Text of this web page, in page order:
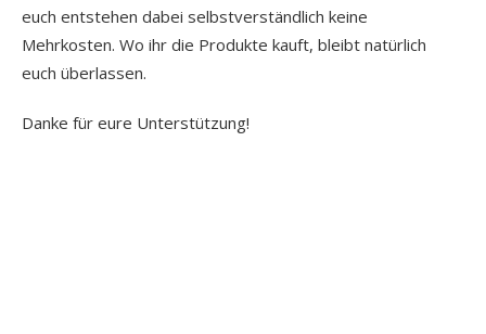
euch entstehen dabei selbstverständlich keine
Mehrkosten. Wo ihr die Produkte kauft, bleibt natürlich
euch überlassen.
Danke für eure Unterstützung!